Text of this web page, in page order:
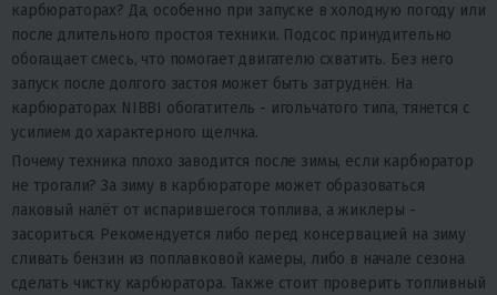
карбюраторах? Да, особенно при запуске в холодную погоду или
после длительного простоя техники. Подсос принудительно
обогащает смесь, что помогает двигателю схватить. Без него
запуск после долгого застоя может быть затруднён. На
карбюраторах NIBBI обогатитель - игольчатого типа, тянется с
усилием до характерного щелчка.
Почему техника плохо заводится после зимы, если карбюратор
не трогали? За зиму в карбюраторе может образоваться
лаковый налёт от испарившегося топлива, а жиклеры -
засориться. Рекомендуется либо перед консервацией на зиму
сливать бензин из поплавковой камеры, либо в начале сезона
сделать чистку карбюратора. Также стоит проверить топливный